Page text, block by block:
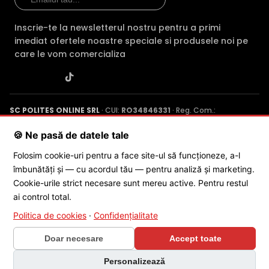
retea (POE), ideala pentru folosirea impreuna cu un NVR
ce include un switch POE.
SLOT CARD
atat pe un inregistrator de tip DVR, NVR, sau chiar PC, insa
puteti inregistra si pe un card de memorie, deoarece IPC-
HFW2441S-S-0280B permite instalarea unui asemenea
card (neinclus).
MICROFON INCLUS
Puteti supraveghea atat video, dar si audio zona
acoperita de aceasta camera, fiind dotata cu un
microfon incorporat, ajutand la identificarea unor
zgomote suspecte, fara a fi nevoie sa va deplasati in
locatia respectiva, eliminand astfel un pericol destul de
mare.
Inscrie-te la newsletterul nostru pentru a primi
imediat ofertele noastre speciale si produsele noi pe
care le vom comercializa
SC POLITES ONLINE SRL · CUI: RO34846331 · Reg. Com.:
Poenaru, Nr. 1, Craiova, Jud. Dolj ·
© 2026 SC POLITES ONLINE SRL
🍪 Ne pasă de datele tale
Folosim cookie-uri pentru a face site-ul să funcționeze, a-l
îmbunătăți și — cu acordul tău — pentru analiză și marketing.
Cookie-urile strict necesare sunt mereu active. Pentru restul
ai control total.
Politica de cookies · Confidențialitate
Doar necesare
Personalizează
Accept toate